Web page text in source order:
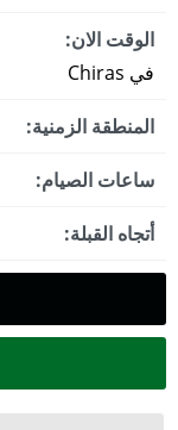
الوقت الان:
في Chiras
المنطقة الزمنية:
ساعات الصيام:
أتجاه القبلة: